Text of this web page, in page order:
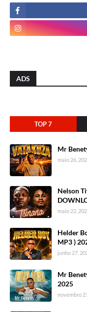
ADS
TOP 7
Mr
maio 26,
Nelson
maio 22,
Helder
MP3 )
junho 27,
Mr
2025
novembro